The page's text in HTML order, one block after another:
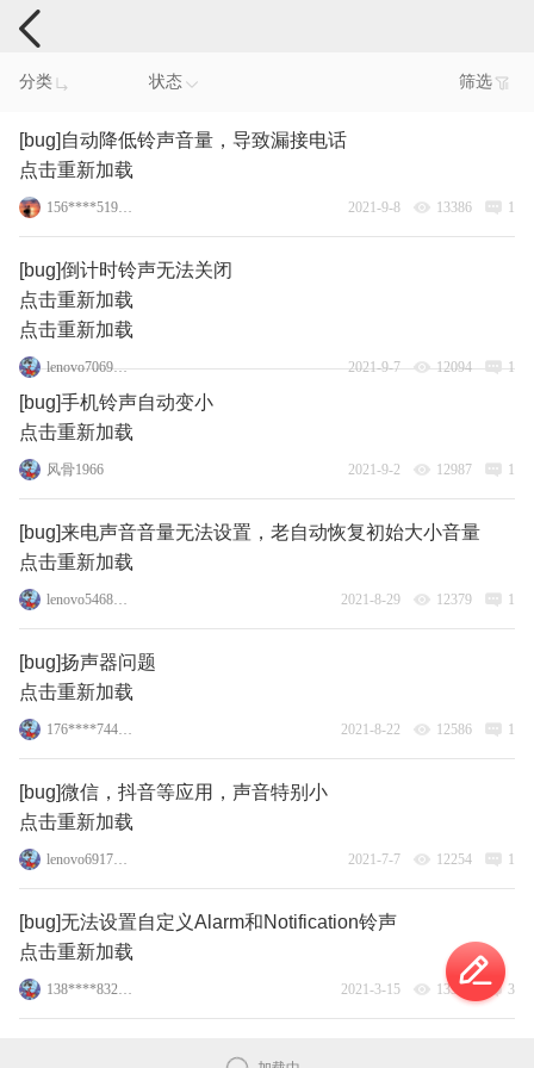
手机反馈
分类 状态 筛选
[bug]自动降低铃声音量，导致漏接电话
点击重新加载
156****5198_13 2021-9-8 13386 1
[bug]倒计时铃声无法关闭
点击重新加载
点击重新加载
lenovo70698281 2021-9-7 12094 1
[bug]手机铃声自动变小
点击重新加载
风骨1966 2021-9-2 12987 1
[bug]来电声音音量无法设置，老自动恢复初始大小音量
点击重新加载
lenovo54683007 2021-8-29 12379 1
[bug]扬声器问题
点击重新加载
176****7446_15 2021-8-22 12586 1
[bug]微信，抖音等应用，声音特别小
点击重新加载
lenovo69170663 2021-7-7 12254 1
[bug]无法设置自定义Alarm和Notification铃声
点击重新加载
138****8322_15 2021-3-15 13382 3